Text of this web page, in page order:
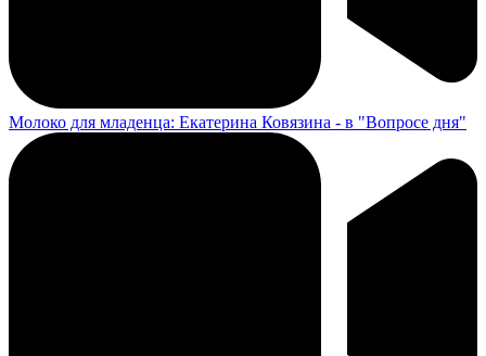
Молоко для младенца: Екатерина Ковязина - в "Вопросе дня"